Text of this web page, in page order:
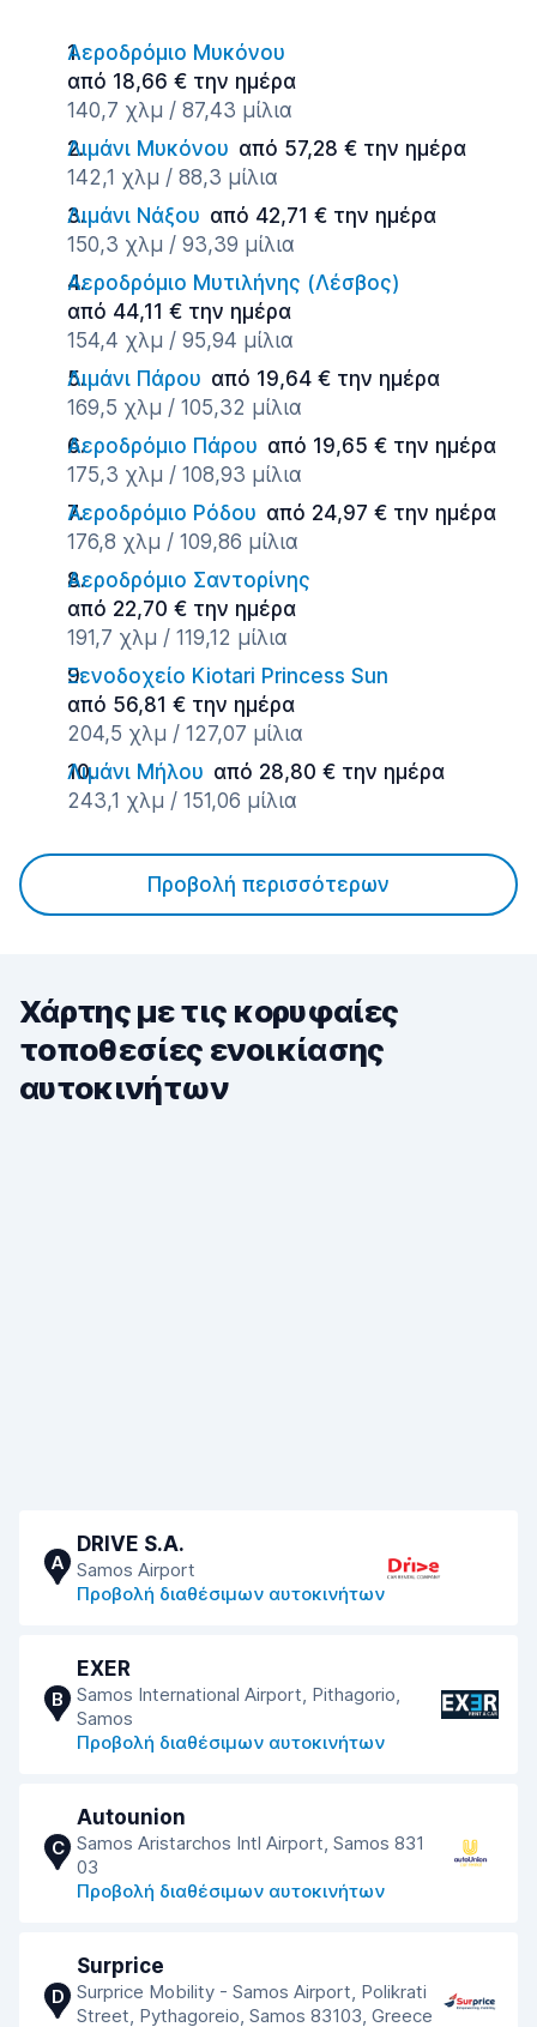
Αεροδρόμιο Μυκόνου
από 18,66 € την ημέρα
140,7 χλμ / 87,43 μίλια
Λιμάνι Μυκόνου από 57,28 € την ημέρα
142,1 χλμ / 88,3 μίλια
Λιμάνι Νάξου από 42,71 € την ημέρα
150,3 χλμ / 93,39 μίλια
Αεροδρόμιο Μυτιλήνης (Λέσβος)
από 44,11 € την ημέρα
154,4 χλμ / 95,94 μίλια
Λιμάνι Πάρου από 19,64 € την ημέρα
169,5 χλμ / 105,32 μίλια
Αεροδρόμιο Πάρου από 19,65 € την ημέρα
175,3 χλμ / 108,93 μίλια
Αεροδρόμιο Ρόδου από 24,97 € την ημέρα
176,8 χλμ / 109,86 μίλια
Αεροδρόμιο Σαντορίνης
από 22,70 € την ημέρα
191,7 χλμ / 119,12 μίλια
Ξενοδοχείο Kiotari Princess Sun
από 56,81 € την ημέρα
204,5 χλμ / 127,07 μίλια
Λιμάνι Μήλου από 28,80 € την ημέρα
243,1 χλμ / 151,06 μίλια
Προβολή περισσότερων
Χάρτης με τις κορυφαίες
τοποθεσίες ενοικίασης
αυτοκινήτων
A
DRIVE S.A.
Samos Airport
Προβολή διαθέσιμων αυτοκινήτων
B
EXER
Samos International Airport, Pithagorio,
Samos
Προβολή διαθέσιμων αυτοκινήτων
C
Autounion
Samos Aristarchos Intl Airport, Samos 831
03
Προβολή διαθέσιμων αυτοκινήτων
D
Surprice
Surprice Mobility - Samos Airport, Polikrati
Street, Pythagoreio, Samos 83103, Greece